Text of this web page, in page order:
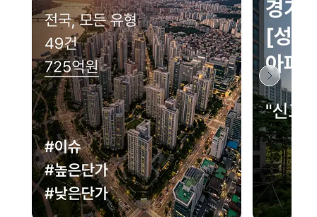
네이버 지도 연결 안내
현재 네이버 지도 연결이 원활하지 않아 지도를 불러올 수 없습니다.
이용에 불편을 드려 죄송합니다.
다시 시도